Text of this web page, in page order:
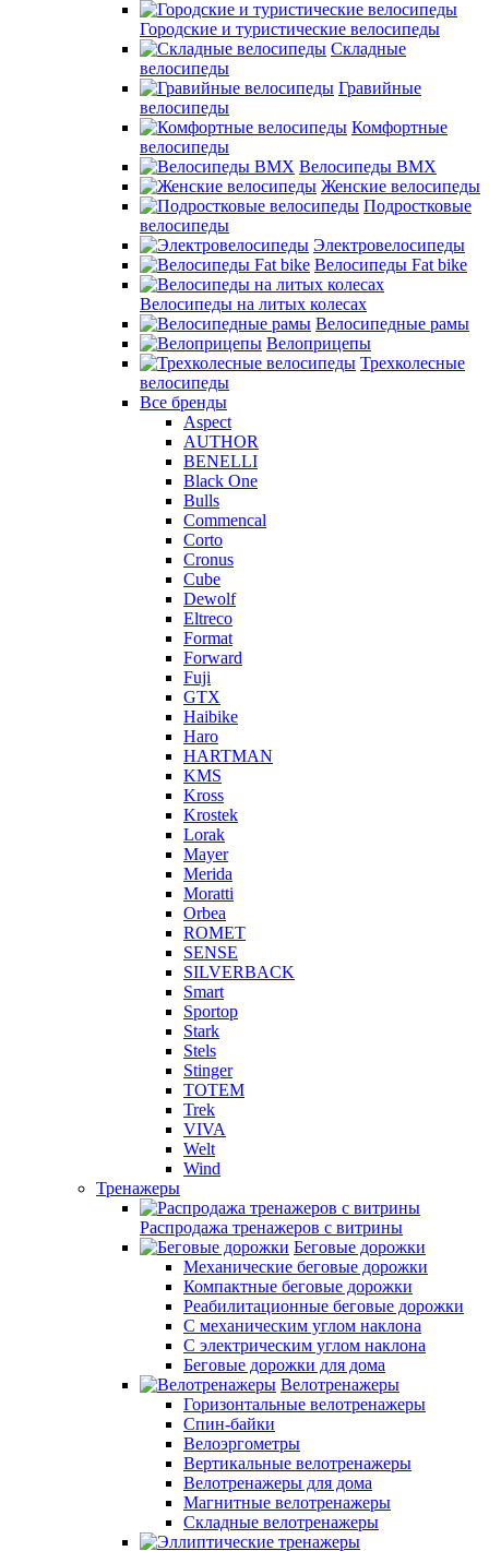
Городские и туристические велосипеды
Складные
велосипеды
Гравийные
велосипеды
Комфортные
велосипеды
Велосипеды BMX
Женские велосипеды
Подростковые
велосипеды
Электровелосипеды
Велосипеды Fat bike
Велосипеды на литых колесах
Велосипедные рамы
Велоприцепы
Трехколесные
велосипеды
Все бренды
Aspect
AUTHOR
BENELLI
Black One
Bulls
Commencal
Corto
Cronus
Cube
Dewolf
Eltreco
Format
Forward
Fuji
GTX
Haibike
Haro
HARTMAN
KMS
Kross
Krostek
Lorak
Mayer
Merida
Moratti
Orbea
ROMET
SENSE
SILVERBACK
Smart
Sportop
Stark
Stels
Stinger
TOTEM
Trek
VIVA
Welt
Wind
Тренажеры
Распродажа тренажеров с витрины
Беговые дорожки
Механические беговые дорожки
Компактные беговые дорожки
Реабилитационные беговые дорожки
С механическим углом наклона
С электрическим углом наклона
Беговые дорожки для дома
Велотренажеры
Горизонтальные велотренажеры
Спин-байки
Велоэргометры
Вертикальные велотренажеры
Велотренажеры для дома
Магнитные велотренажеры
Складные велотренажеры